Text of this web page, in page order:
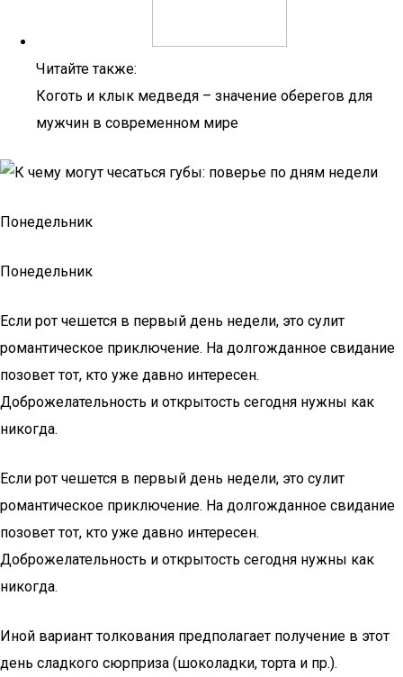
Читайте также:
Коготь и клык медведя – значение оберегов для
мужчин в современном мире
Понедельник
Понедельник
Если рот чешется в первый день недели, это сулит
романтическое приключение. На долгожданное свидание
позовет тот, кто уже давно интересен.
Доброжелательность и открытость сегодня нужны как
никогда.
Если рот чешется в первый день недели, это сулит
романтическое приключение. На долгожданное свидание
позовет тот, кто уже давно интересен.
Доброжелательность и открытость сегодня нужны как
никогда.
Иной вариант толкования предполагает получение в этот
день сладкого сюрприза (шоколадки, торта и пр.).